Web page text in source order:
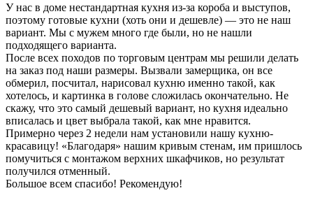
У нас в доме нестандартная кухня из-за короба и выступов,
поэтому готовые кухни (хоть они и дешевле) — это не наш
вариант. Мы с мужем много где были, но не нашли
подходящего варианта.
После всех походов по торговым центрам мы решили делать
на заказ под наши размеры. Вызвали замерщика, он все
обмерил, посчитал, нарисовал кухню именно такой, как
хотелось, и картинка в голове сложилась окончательно. Не
скажу, что это самый дешевый вариант, но кухня идеально
вписалась и цвет выбрала такой, как мне нравится.
Примерно через 2 недели нам установили нашу кухню-
красавицу! «Благодаря» нашим кривым стенам, им пришлось
помучиться с монтажом верхних шкафчиков, но результат
получился отменный.
Большое всем спасибо! Рекомендую!